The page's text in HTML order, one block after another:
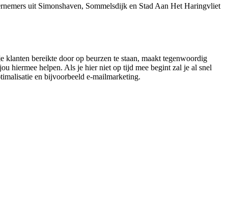
uit Simonshaven, Sommelsdijk en Stad Aan Het Haringvliet
bereikte door op beurzen te staan, maakt tegenwoordig
hiermee helpen. Als je hier niet op tijd mee begint zal je al snel
en bijvoorbeeld e-mailmarketing.